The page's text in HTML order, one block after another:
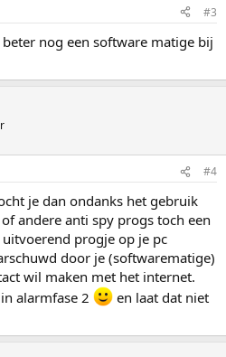
#3
nog een software matige bij
#4
je dan ondanks het gebruik
andere anti spy progs toch een
progje op je pc
door je (softwarematige)
wil maken met het internet.
alarmfase 2
en laat dat niet